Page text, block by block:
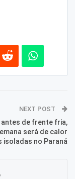
NEXT POST
antes de frente fria,
será de calor
isoladas no Paraná